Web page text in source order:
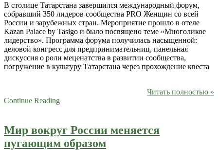
В столице Татарстана завершился международный форум,
собравший 350 лидеров сообщества PRO Женщин со всей
России и зарубежных стран. Мероприятие прошло в отеле
Kazan Palace by Tasigo и было посвящено теме «Многоликое
лидерство». Программа форума получилась насыщенной:
деловой конгресс для предпринимательниц, панельная
дискуссия о роли меценатства в развитии сообщества,
погружение в культуру Татарстана через прохождение квеста
Читать полностью »
Continue Reading
Мир вокруг России меняется
пугающим образом